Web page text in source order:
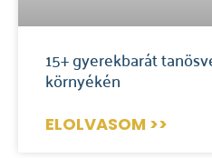
15+ gyerekbarát
környékén
ELOLVASOM >>